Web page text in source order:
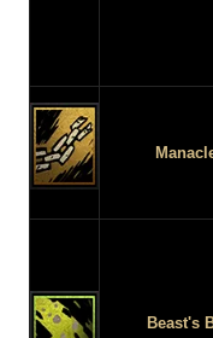
Beast's